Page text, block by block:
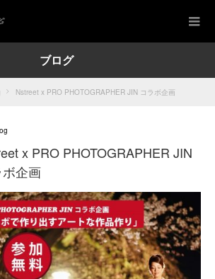
ブログ
Nstreet x PRO PHOTOGRAPHER JIN コラボ企画
x PRO PHOTOGRAPHER JIN
ボ企画